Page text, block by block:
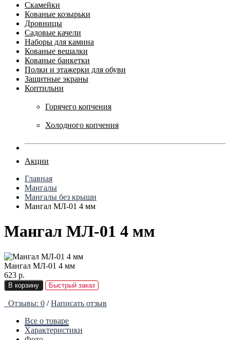
Скамейки
Кованые козырьки
Дровницы
Садовые качели
Наборы для камина
Кованые вешалки
Кованые банкетки
Полки и этажерки для обуви
Защитные экраны
Коптильни
Горячего копчения
Холодного копчения
Акции
Главная
Мангалы
Мангалы без крыши
Мангал МЛ-01 4 мм
Мангал МЛ-01 4 мм
Мангал МЛ-01 4 мм
623 р.
В корзину Быстрый заказ
Отзывы: 0 / Написать отзыв
Все о товаре
Характеристики